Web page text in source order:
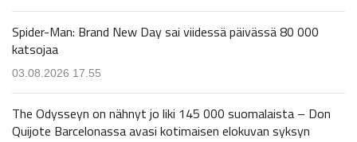
Spider-Man: Brand New Day sai viidessä päivässä 80 000
katsojaa
03.08.2026 17.55
The Odysseyn on nähnyt jo liki 145 000 suomalaista – Don
Quijote Barcelonassa avasi kotimaisen elokuvan syksyn